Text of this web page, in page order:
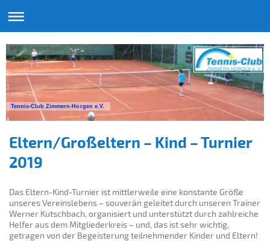
Tennis-Club Zimmern-Horgen e.V.
Eltern/Großeltern – Kind – Turnier
2019
Das Eltern-Kind-Turnier ist mittlerweile eine konstante Größe
unseres Vereinslebens – souverän geleitet durch unseren Trainer
Werner Kutschbach, organisiert und unterstützt durch zahlreiche
Helfer aus dem Mitgliederkreis – und, das ist sehr wichtig,
getragen von der Begeisterung teilnehmender Kinder und Eltern!